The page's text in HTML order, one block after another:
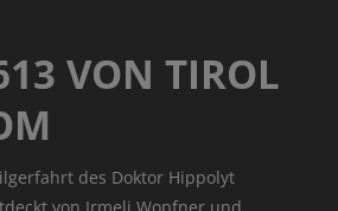
VON TIROL
des Doktor Hippolyt
von Irmeli Wopfner und